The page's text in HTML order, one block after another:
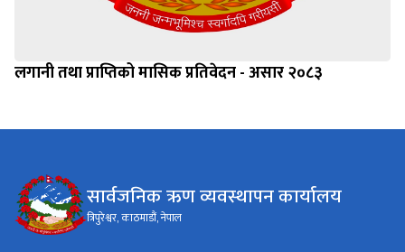
लगानी तथा प्राप्तिको मासिक प्रतिवेदन - असार २०८३
सार्वजनिक ऋण व्यवस्थापन कार्यालय
त्रिपुरेश्वर, काठमाडौं, नेपाल